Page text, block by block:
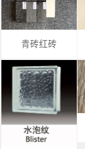
青砖红砖